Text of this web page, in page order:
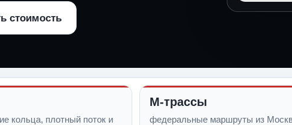
стоимость
кольца, плотный поток и
М-трассы
федеральные маршруты из